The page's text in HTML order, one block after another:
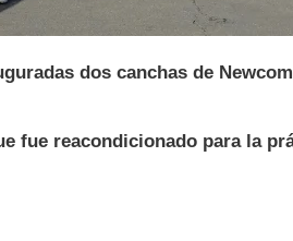
dos canchas de
fue reacondicionado para la